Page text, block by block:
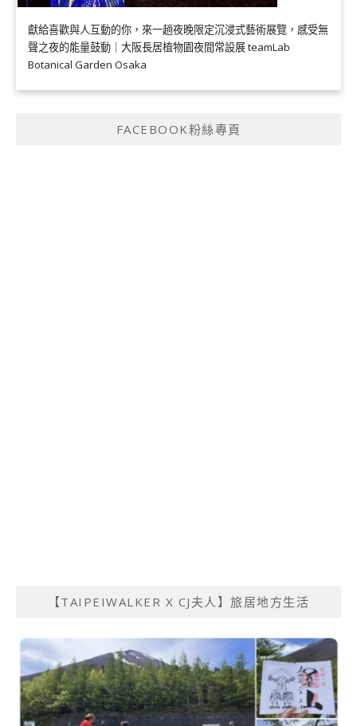
獻給喜歡與人互動的你，來一趟夜晚限定沉浸式藝術展覽，感受無
聲之夜的能量鼓動｜大阪長居植物園夜間常設展 teamLab
Botanical Garden Osaka
FACEBOOK粉絲專頁
【TAIPEIWALKER X CJ夫人】旅居地方生活